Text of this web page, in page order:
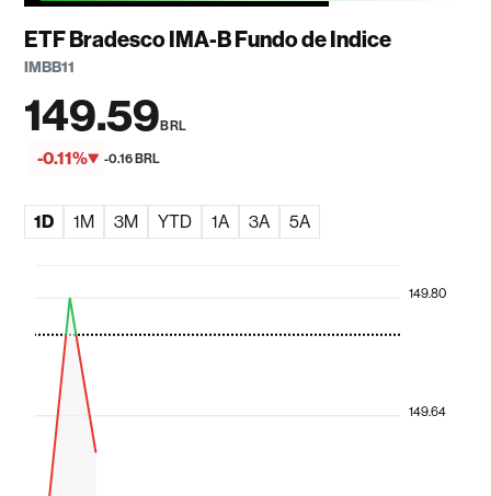
ETF Bradesco IMA-B Fundo de Indice
IMBB11
149.59BRL
-0.11% -0.16 BRL
1D 1M 3M YTD 1A 3A 5A
149.64
149.80